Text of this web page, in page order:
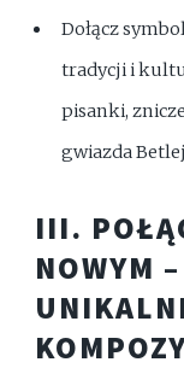
Dołącz
tradycji i
pisanki,
gwiazda
III.
NOWYM